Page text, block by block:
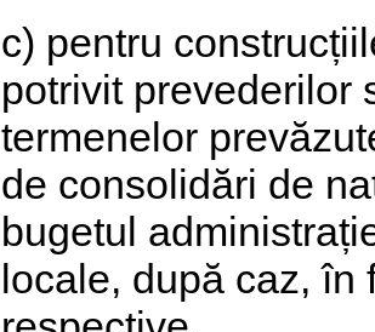
c) pentru
potrivit prevederilor
termenelor
de consolidări de
bugetul
locale, după caz, în